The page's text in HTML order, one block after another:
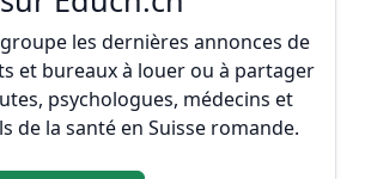
les dernières annonces de
et bureaux à louer ou à partager
psychologues, médecins et
de la santé en Suisse romande.